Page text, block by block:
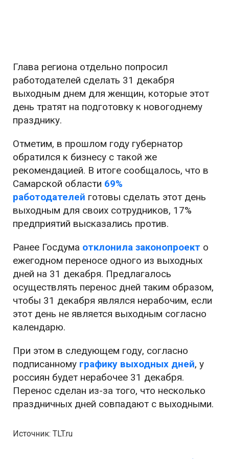
Глава региона отдельно попросил
работодателей сделать 31 декабря
выходным днем для женщин, которые этот
день тратят на подготовку к новогоднему
празднику.
Отметим, в прошлом году губернатор
обратился к бизнесу с такой же
рекомендацией. В итоге сообщалось, что в
Самарской области 69%
работодателей готовы сделать этот день
выходным для своих сотрудников, 17%
предприятий высказались против.
Ранее Госдума отклонила законопроект о
ежегодном переносе одного из выходных
дней на 31 декабря. Предлагалось
осуществлять перенос дней таким образом,
чтобы 31 декабря являлся нерабочим, если
этот день не является выходным согласно
календарю.
При этом в следующем году, согласно
подписанному графику выходных дней, у
россиян будет нерабочее 31 декабря.
Перенос сделан из-за того, что несколько
праздничных дней совпадают с выходными.
Источник: TLT.ru